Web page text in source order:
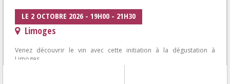
LE 2 OCTOBRE 2026 - 19H00 - 21H30
Limoges
Venez découvrir le vin avec cette initiation à la dégustation à
Limoges.